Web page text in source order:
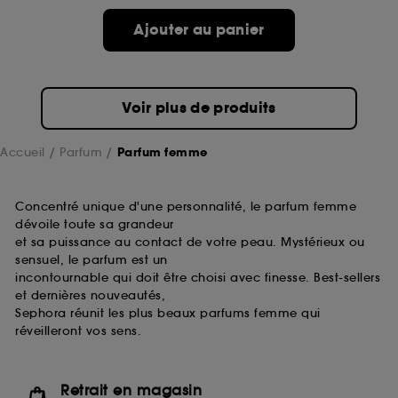
Ajouter au panier
Voir plus de produits
Accueil Parfum Parfum femme
Concentré unique d'une personnalité, le parfum femme
dévoile toute sa grandeur
et sa puissance au contact de votre peau. Mystérieux ou
sensuel, le parfum est un
incontournable qui doit être choisi avec finesse. Best-sellers
et dernières nouveautés,
Sephora réunit les plus beaux parfums femme qui
réveilleront vos sens.
Retrait en magasin
de ces cookies grâce au bouton "personnaliser mes
choix" ci-dessous ou décider de "tout accepter".
Sephora pourra associer les informations de
collectées ou générées lors de votre activité en ligne
ou en magasin. Pour refuser tous les cookies, cliques
sur "continuer sans accepter". Voous pouvez à tout
souhaitez obtenir plus d'information sur les cookies